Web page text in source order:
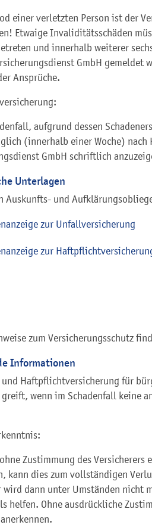
einer verletzten Person ist der
Etwaige Invaliditätsschäden
und innerhalb weiterer
GmbH gemeldet
Ansprüche.
aufgrund dessen
(innerhalb einer Woche) nach
GmbH schriftlich
Unterlagen
Auskunfts- und
zur Unfallversicherung
zur
zum Versicherungsschutz
Informationen
Haftpflichtversicherung für
wenn im Schadenfall keine
Zustimmung des
kann dies zum vollständigen
wird dann unter Umständen nicht
helfen. Ohne ausdrückliche